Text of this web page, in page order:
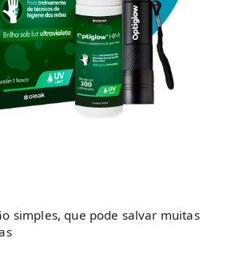
simples, que pode salvar muitas